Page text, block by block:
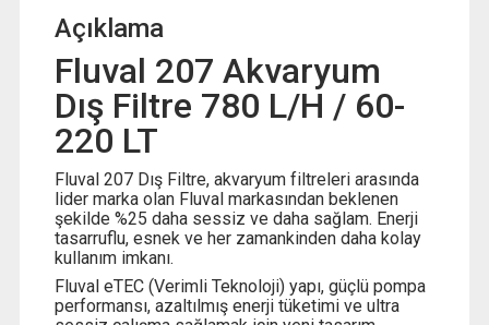
Açıklama
Fluval 207 Akvaryum
Dış Filtre 780 L/H / 60-
220 LT
Fluval 207 Dış Filtre, akvaryum filtreleri arasında
lider marka olan Fluval markasından beklenen
şekilde %25 daha sessiz ve daha sağlam. Enerji
tasarruflu, esnek ve her zamankinden daha kolay
kullanım imkanı.
Fluval eTEC (Verimli Teknoloji) yapı, güçlü pompa
performansı, azaltılmış enerji tüketimi ve ultra